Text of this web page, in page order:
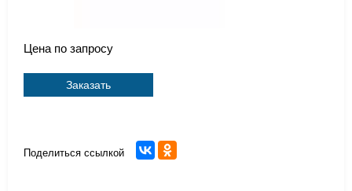
Цена по запросу
Заказать
Поделиться ссылкой